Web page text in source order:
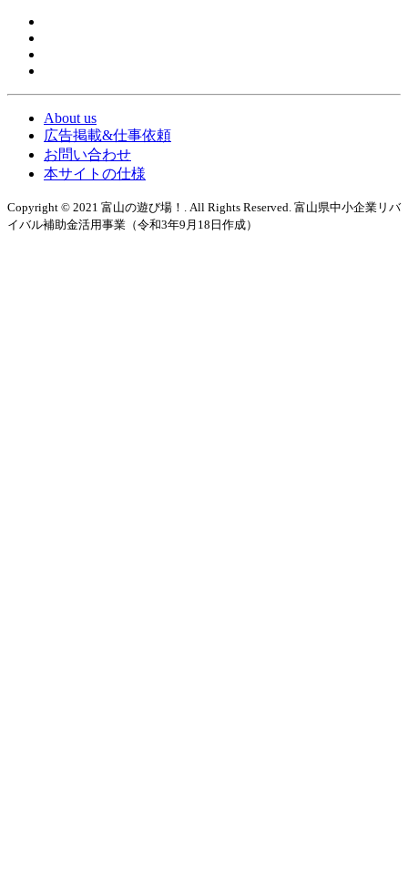
About us
広告掲載&仕事依頼
お問い合わせ
本サイトの仕様
Copyright © 2021 富山の遊び場！. All Rights Reserved. 富山県中小企業リバ
イバル補助金活用事業（令和3年9月18日作成）